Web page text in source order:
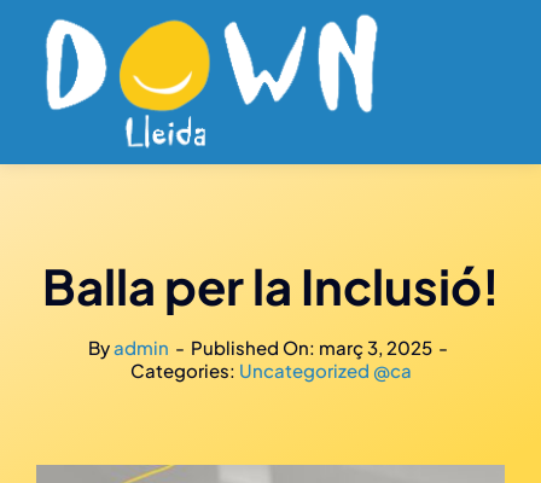
content
Balla per la Inclusió!
Byadmin - Published On: març 3, 2025 -
Categories: Uncategorized @ca